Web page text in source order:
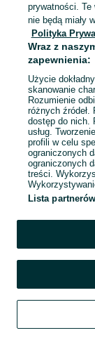
Mapa kategorii
Mapa miejscowości
Mapa ministron
Szukaj
prywatności. Te
nie będą miały
Polityka
Wraz z
zapewnienia:
Użycie
skanowanie
Rozumienie
różnych źródeł.
dostęp do nich.
usług.
profili w celu
ograniczonych
ograniczonych
treści.
Lista